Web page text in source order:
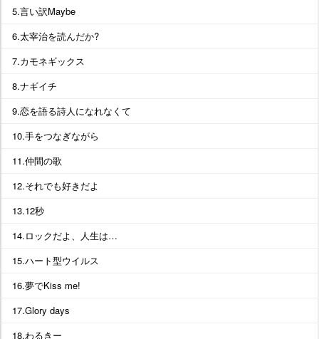
5.言い訳Maybe
6.太宰治を読んだか?
7.カモネギックス
8.ナギイチ
9.恋を語る詩人になれなくて
10.手をつなぎながら
11.仲間の歌
12.それでも好きだよ
13.12秒
14.ロックだよ、人生は…
15.ハート型ウイルス
16.夢でKiss me!
17.Glory days
18.わるきー